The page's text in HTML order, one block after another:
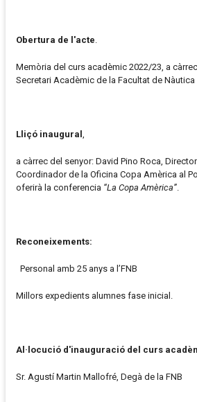
Obertura de l'acte.
Memòria del curs acadèmic 2022/23, a
Secretari Acadèmic de la Facultat de Nàutica
Lliçó inaugural ,
a càrrec del senyor: David Pino Roca,
Coordinador de la Oficina Copa Amèrica al
oferirà la conferencia “La Copa Amèrica”.
Reconeixements:
Personal amb 25 anys a l’FNB
Millors expedients alumnes fase inicial.
Al·locució d'inauguració del curs
Sr. Agustí Martin Mallofré, Degà de la FNB